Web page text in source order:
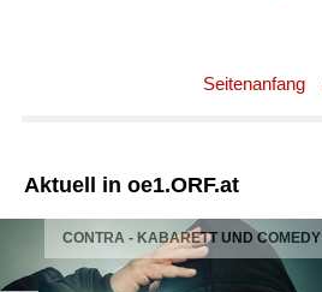
Seitenanfang
Aktuell in oe1.ORF.at
CONTRA - KABARETT UND COMEDY